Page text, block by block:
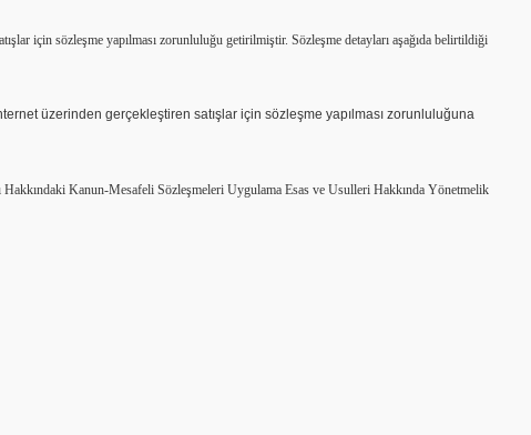
için sözleşme yapılması zorunluluğu getirilmiştir. Sözleşme detayları aşağıda belirtildiği
üzerinden gerçekleştiren satışlar için sözleşme yapılması zorunluluğuna
Hakkındaki Kanun-Mesafeli Sözleşmeleri Uygulama Esas ve Usulleri Hakkında Yönetmelik